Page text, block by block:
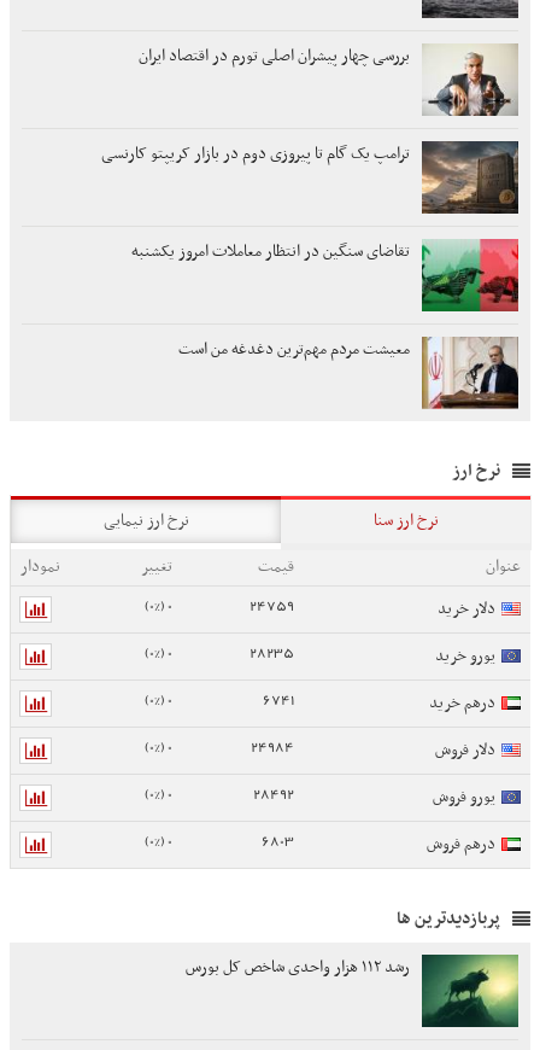
بررسی چهار پیشران اصلی تورم در اقتصاد ایران
ترامپ یک گام تا پیروزی دوم در بازار کریپتو کارنسی
تقاضای سنگین در انتظار معاملات امروز یکشنبه
معیشت مردم مهم‌ترین دغدغه من است
نرخ ارز
نرخ ارز سنا
نرخ ارز نیمایی
عنوان
قیمت تغییر
نمودار
دلار خرید
24759
0 (0%)
یورو خرید 28235
0 (0%)
درهم خرید 6741
0 (0%)
دلار فروش 24984
0 (0%)
یورو فروش 28492
0 (0%)
درهم فروش 6803
0 (0%)
پربازدیدترین ها
رشد ۱۱۲ هزار واحدی شاخص کل بورس